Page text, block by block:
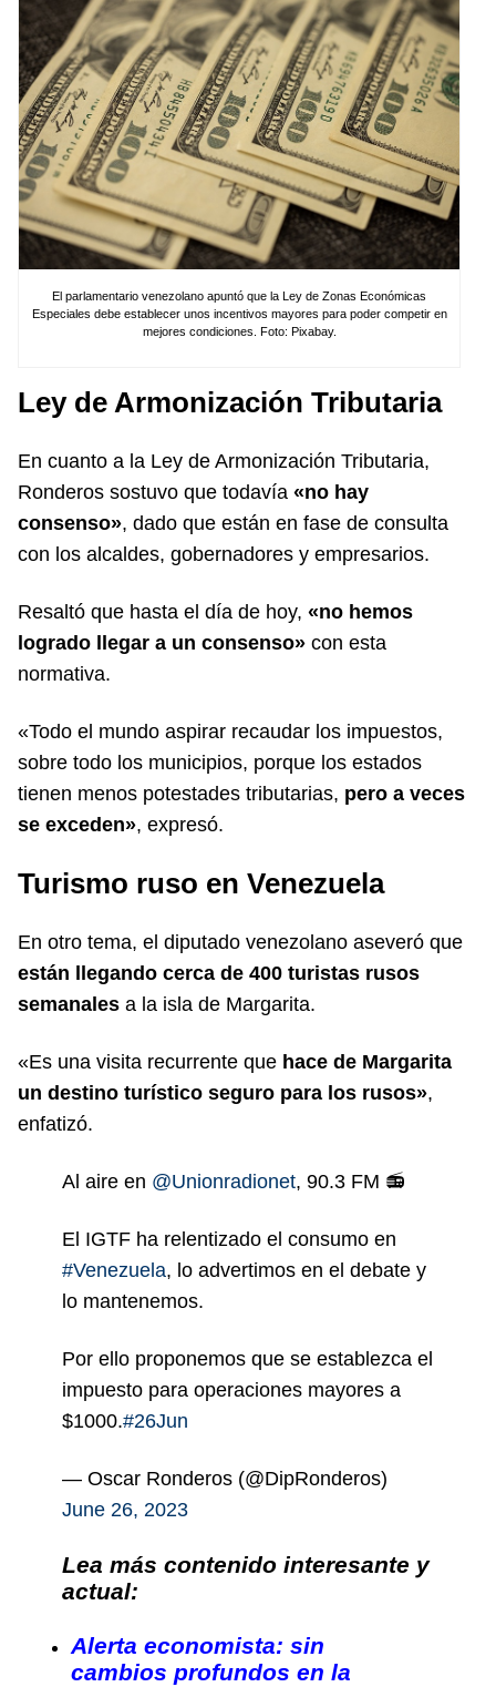
El parlamentario venezolano apuntó que la Ley de Zonas Económicas
Especiales debe establecer unos incentivos mayores para poder competir en
mejores condiciones. Foto: Pixabay.
Ley de Armonización Tributaria
En cuanto a la Ley de Armonización Tributaria,
Ronderos sostuvo que todavía «no hay
consenso», dado que están en fase de consulta
con los alcaldes, gobernadores y empresarios.
Resaltó que hasta el día de hoy, «no hemos
logrado llegar a un consenso» con esta
normativa.
«Todo el mundo aspirar recaudar los impuestos,
sobre todo los municipios, porque los estados
tienen menos potestades tributarias, pero a veces
se exceden», expresó.
Turismo ruso en Venezuela
En otro tema, el diputado venezolano aseveró que
están llegando cerca de 400 turistas rusos
semanales a la isla de Margarita.
«Es una visita recurrente que hace de Margarita
un destino turístico seguro para los rusos»,
enfatizó.
Al aire en @Unionradionet, 90.3 FM 📻
El IGTF ha relentizado el consumo en
#Venezuela, lo advertimos en el debate y
lo mantenemos.
Por ello proponemos que se establezca el
impuesto para operaciones mayores a
$1000.#26Jun
— Oscar Ronderos (@DipRonderos)
June 26, 2023
Lea más contenido interesante y
actual:
Alerta economista: sin
cambios profundos en la